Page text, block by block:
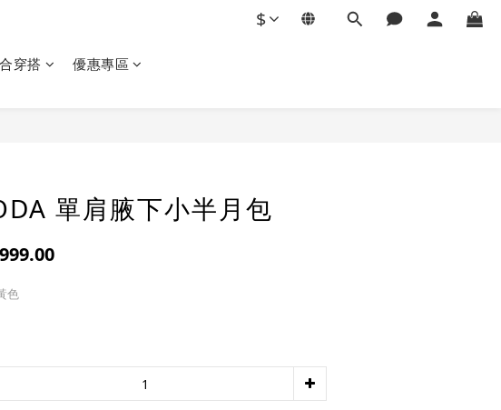
$
穿搭 優惠專區
單肩腋下小半月包
色